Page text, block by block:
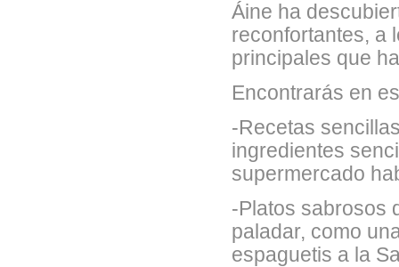
Áine ha
reconfortantes, a
principales que
Encontrarás en
-Recetas
ingredientes
supermercado
-Platos sabrosos
paladar, como
espaguetis a la